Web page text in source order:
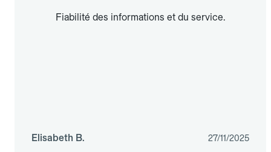
Fiabilité des informations et du service.
Elisabeth B. 27/11/2025